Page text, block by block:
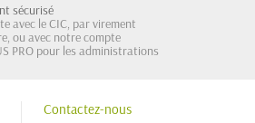
sécurisé
avec le CIC, par virement
ou avec notre compte
PRO pour les administrations
Contactez-nous